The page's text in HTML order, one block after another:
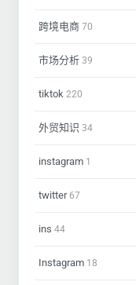
跨境电商 70
市场分析 39
tiktok 220
外贸知识 34
instagram 1
twitter67
ins 44
Instagram 18